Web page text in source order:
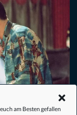
am Besten gefallen